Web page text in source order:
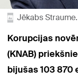
Jēkabs
Korupcijas
(KNAB)
bijušas 103